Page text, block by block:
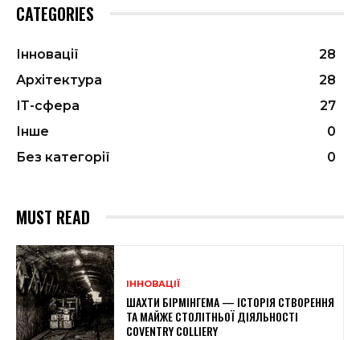
CATEGORIES
Інновації
28
Архітектура
28
ІТ-сфера
27
Інше
0
Без категорії
0
MUST READ
ІННОВАЦІЇ
ШАХТИ БІРМІНГЕМА — ІСТОРІЯ СТВОРЕННЯ
ТА МАЙЖЕ СТОЛІТНЬОЇ ДІЯЛЬНОСТІ
COVENTRY COLLIERY